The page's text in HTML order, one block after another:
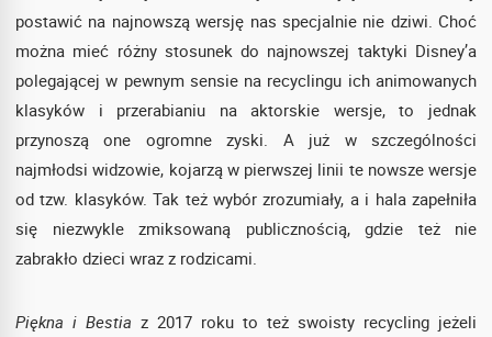
postawić na najnowszą wersję nas specjalnie nie dziwi. Choć
można mieć różny stosunek do najnowszej taktyki Disney’a
polegającej w pewnym sensie na recyclingu ich animowanych
klasyków i przerabianiu na aktorskie wersje, to jednak
przynoszą one ogromne zyski. A już w szczególności
najmłodsi widzowie, kojarzą w pierwszej linii te nowsze wersje
od tzw. klasyków. Tak też wybór zrozumiały, a i hala zapełniła
się niezwykle zmiksowaną publicznością, gdzie też nie
zabrakło dzieci wraz z rodzicami.
Piękna i Bestia z 2017 roku to też swoisty recycling jeżeli